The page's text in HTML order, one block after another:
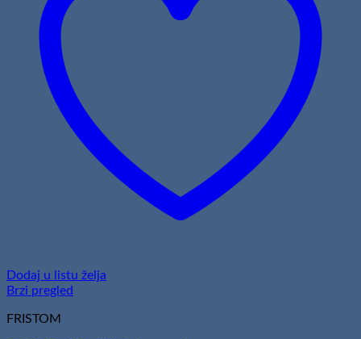
Dodaj u listu želja
Brzi pregled
FRISTOM